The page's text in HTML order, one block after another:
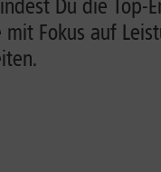
Du die Top-
Fokus auf